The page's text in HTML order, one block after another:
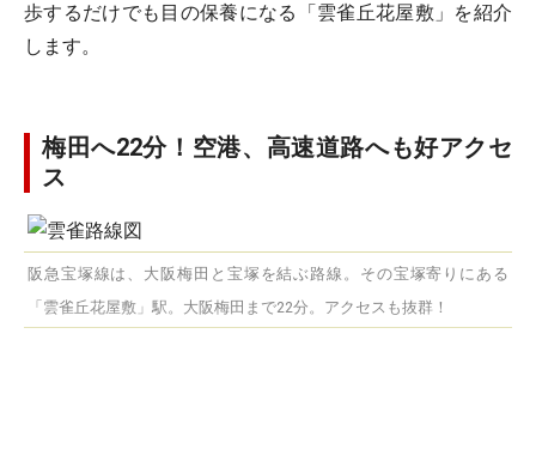
歩するだけでも目の保養になる「雲雀丘花屋敷」を紹介
します。
梅田へ22分！空港、高速道路へも好アクセ
ス
阪急宝塚線は、大阪梅田と宝塚を結ぶ路線。その宝塚寄りにある
「雲雀丘花屋敷」駅。大阪梅田まで22分。アクセスも抜群！